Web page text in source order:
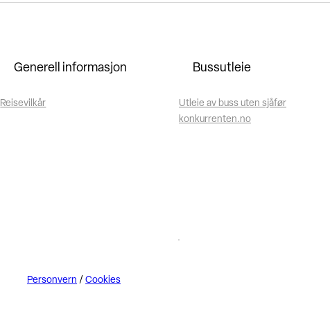
Generell informasjon
Reisevilkår
Bussutleie
Utleie av buss uten sjåfør
konkurrenten.no
Personvern /Cookies